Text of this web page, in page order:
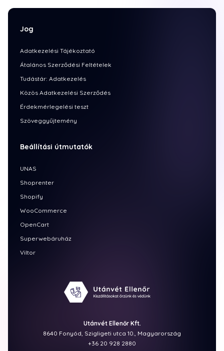
Utánvét Ellenőr Kft.
8640 Fonyód, Szigligeti utca 10., Magyarország
+36 20 928 2880
Jog
Adatkezelési Tájékoztató
Átalános Szerződési Feltételek
Tudástár: Adatkezelés
Közös Adatkezelési Szerződés
Érdekmérlegelési teszt
Szöveggyűjtemény
Beállítási útmutatók
UNAS
Shoprenter
Shopify
WooCommerce
OpenCart
Superwebáruház
Viltor